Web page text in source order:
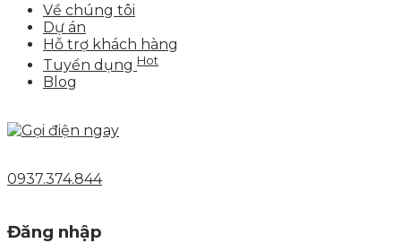
Về chúng tôi
Dự án
Hỗ trợ khách hàng
Tuyển dụng Hot
Blog
0937.374.844
Đăng nhập